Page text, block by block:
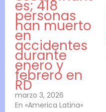
es; 418
personas
han muerto
en
accidentes
durante
enero y
febrero en
RD
marzo 3, 2026
En «America Latina»